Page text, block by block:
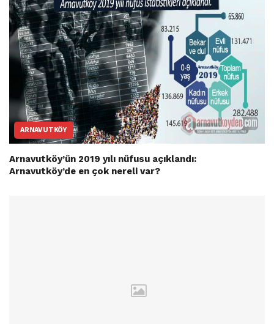
ARNAVUTKÖY
Arnavutköy’ün 2019 yılı nüfusu açıklandı:
Arnavutköy’de en çok nereli var?